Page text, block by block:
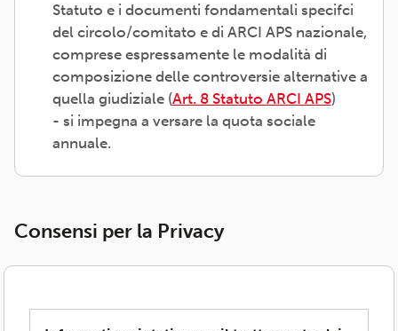
Statuto e i documenti fondamentali specifci
del circolo/comitato e di ARCI APS nazionale,
comprese espressamente le modalità di
composizione delle controversie alternative a
quella giudiziale (Art. 8 Statuto ARCI APS)
- si impegna a versare la quota sociale
annuale.
Consensi per la Privacy